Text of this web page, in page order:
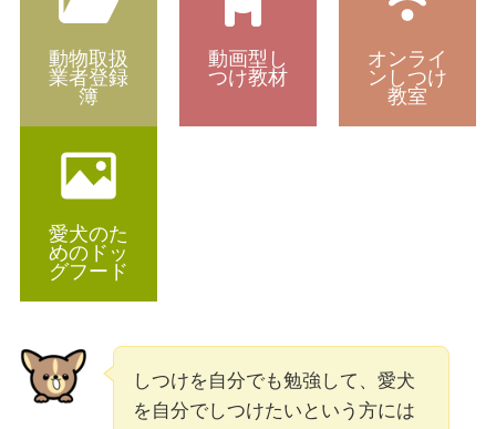
動物取扱
業者登録
簿
動画型し
つけ教材
オンライ
ンしつけ
教室
愛犬のた
めのドッ
グフード
しつけを自分でも勉強して、愛犬
を自分でしつけたいという方には